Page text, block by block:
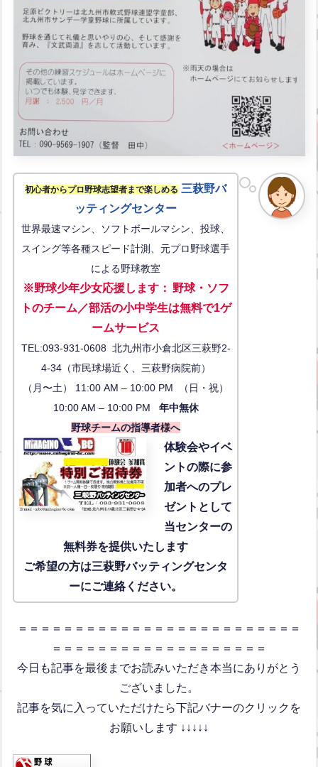
初心者からプロ野球志望者まで楽しめる 三萩野バ
ッティングセンター
世界最速マシン、ソフトボールマシン、投球、
スイング等各種スピード計測、元プロ野球選手
による野球教室
※野球少年少女応援します： 野球・ソフ
トのチーム／部活の小中学生は無料で1ゲ
ームサービス
TEL:093-931-0608 北九州市小倉北区三萩野2-
4-34（市民球場近く、三萩野病院前）
（月〜土） 11:00 AM – 10:00 PM （日・祝）
10:00 AM – 10:00 PM 年中無休
野球チームの指導者様へ
体験会やイベ
ントの際に参
加者へのプレ
ゼントとして
当センターの
無料券を提供いたします
ご希望の方は三萩野バッティングセンタ
ーにご連絡ください。
＝＝＝＝＝＝＝＝＝＝＝＝＝＝＝＝＝＝＝＝＝＝＝＝＝
＝＝＝＝＝＝＝＝＝＝＝＝＝＝＝＝＝＝＝
今日も記事を最後までお読みいただき本当にありがとう
ございました。
記事を気に入っていただけたら下記バナーのクリックを
お願いします ↓↓↓↓↓